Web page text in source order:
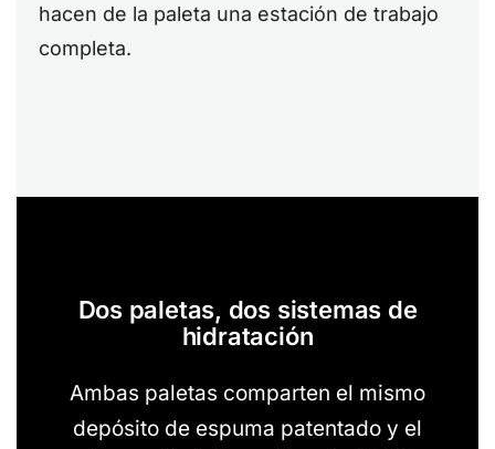
hacen de la paleta una estación de trabajo
completa.
Dos paletas, dos sistemas de
hidratación
Ambas paletas comparten el mismo
depósito de espuma patentado y el